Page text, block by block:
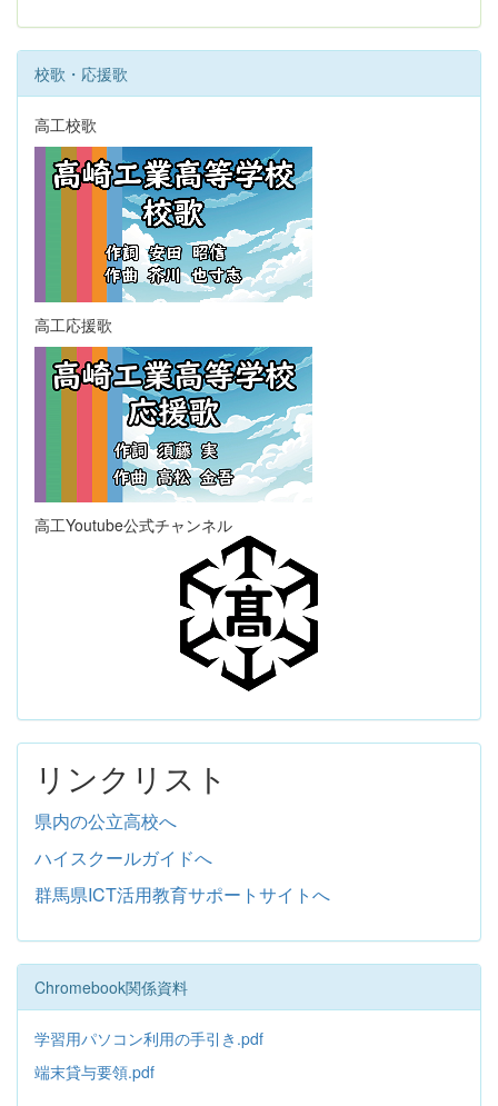
校歌・応援歌
高工校歌
高工応援歌
高工Youtube公式チャンネル
リンクリスト
県内の公立高校へ
ハイスクールガイドへ
群馬県ICT活用教育サポートサイトへ
Chromebook関係資料
学習用パソコン利用の手引き.pdf
端末貸与要領.pdf